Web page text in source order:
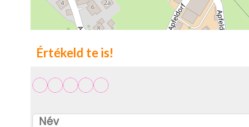
Értékeld te is!